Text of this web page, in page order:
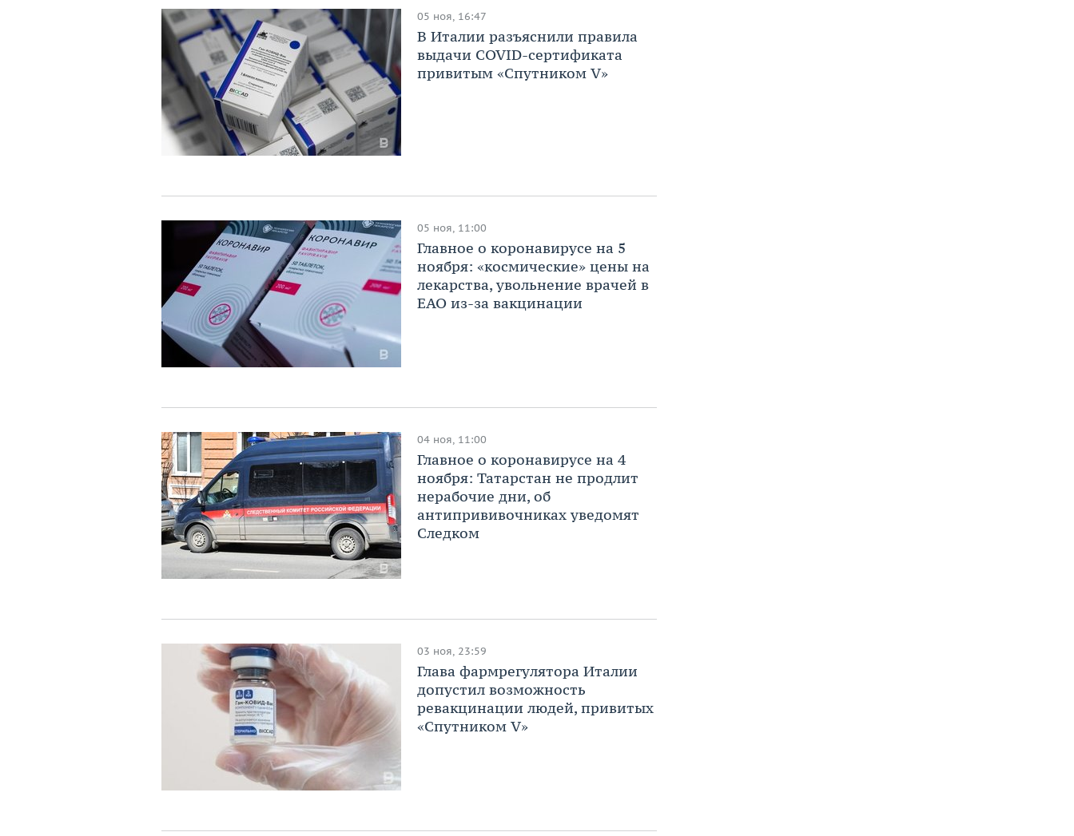
05 ноя, 16:47
В Италии разъяснили правила
выдачи COVID-сертификата
привитым «Спутником V»
05 ноя, 11:00
Главное о коронавирусе на 5
ноября: «космические» цены на
лекарства, увольнение врачей в
ЕАО из-за вакцинации
04 ноя, 11:00
Главное о коронавирусе на 4
ноября: Татарстан не продлит
нерабочие дни, об
антипрививочниках уведомят
Следком
03 ноя, 23:59
Глава фармрегулятора Италии
допустил возможность
ревакцинации людей, привитых
«Спутником V»